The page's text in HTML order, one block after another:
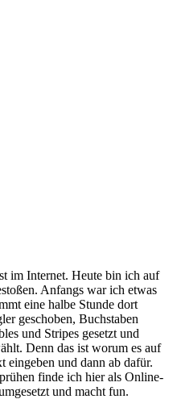
im Internet. Heute bin ich auf
Anfangs war ich etwas
eine halbe Stunde dort
geschoben, Buchstaben
und Stripes gesetzt und
Denn das ist worum es auf
eingeben und dann ab dafür.
finde ich hier als Online-
und macht fun.